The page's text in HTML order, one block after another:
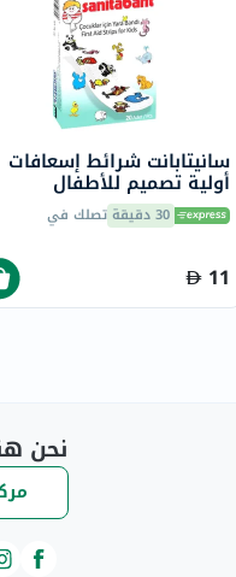
سانيتابانت شرائط إسعافات
أولية تصميم للأطفال
30 دقيقة تصلك في
11
نحن